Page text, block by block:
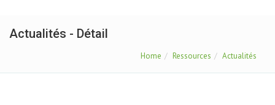
Actualités - Détail
Home Ressources Actualités